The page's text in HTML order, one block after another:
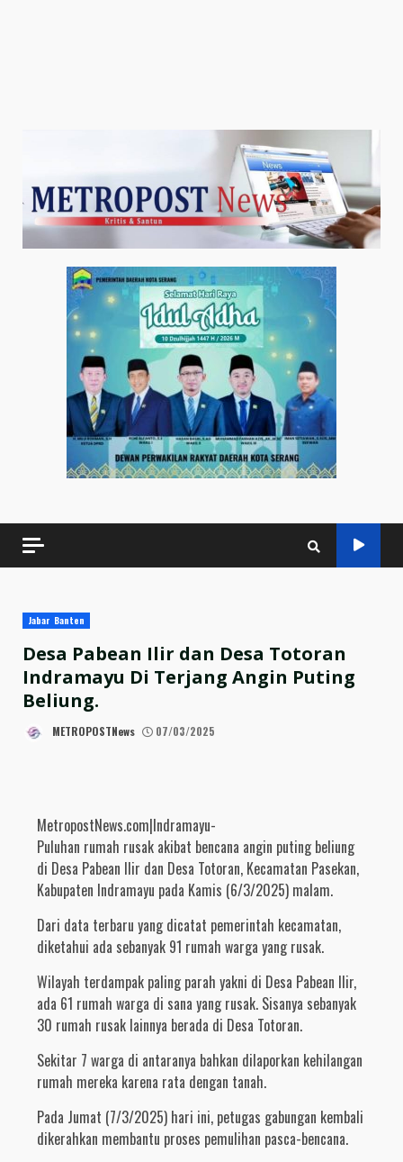
Jabar Banten
Desa Pabean Ilir dan Desa Totoran
Indramayu Di Terjang Angin Puting
Beliung.
METROPOSTNews 07/03/2025
MetropostNews.com|Indramayu-
Puluhan rumah rusak akibat bencana angin puting beliung
di Desa Pabean Ilir dan Desa Totoran, Kecamatan Pasekan,
Kabupaten Indramayu pada Kamis (6/3/2025) malam.
Dari data terbaru yang dicatat pemerintah kecamatan,
diketahui ada sebanyak 91 rumah warga yang rusak.
Wilayah terdampak paling parah yakni di Desa Pabean Ilir,
ada 61 rumah warga di sana yang rusak. Sisanya sebanyak
30 rumah rusak lainnya berada di Desa Totoran.
Sekitar 7 warga di antaranya bahkan dilaporkan kehilangan
rumah mereka karena rata dengan tanah.
Pada Jumat (7/3/2025) hari ini, petugas gabungan kembali
dikerahkan membantu proses pemulihan pasca-bencana.